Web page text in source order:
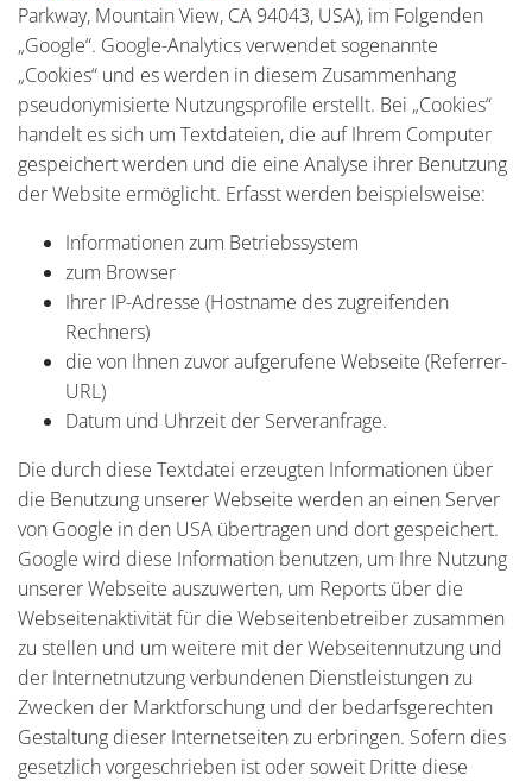
Parkway, Mountain View, CA 94043, USA), im Folgenden
„Google“. Google-Analytics verwendet sogenannte
„Cookies“ und es werden in diesem Zusammenhang
pseudonymisierte Nutzungsprofile erstellt. Bei „Cookies“
handelt es sich um Textdateien, die auf Ihrem Computer
gespeichert werden und die eine Analyse ihrer Benutzung
der Website ermöglicht. Erfasst werden beispielsweise:
Informationen zum Betriebssystem
zum Browser
Ihrer IP-Adresse (Hostname des zugreifenden
Rechners)
die von Ihnen zuvor aufgerufene Webseite (Referrer-
URL)
Datum und Uhrzeit der Serveranfrage.
Die durch diese Textdatei erzeugten Informationen über
die Benutzung unserer Webseite werden an einen Server
von Google in den USA übertragen und dort gespeichert.
Google wird diese Information benutzen, um Ihre Nutzung
unserer Webseite auszuwerten, um Reports über die
Webseitenaktivität für die Webseitenbetreiber zusammen
zu stellen und um weitere mit der Webseitennutzung und
der Internetnutzung verbundenen Dienstleistungen zu
Zwecken der Marktforschung und der bedarfsgerechten
Gestaltung dieser Internetseiten zu erbringen. Sofern dies
gesetzlich vorgeschrieben ist oder soweit Dritte diese